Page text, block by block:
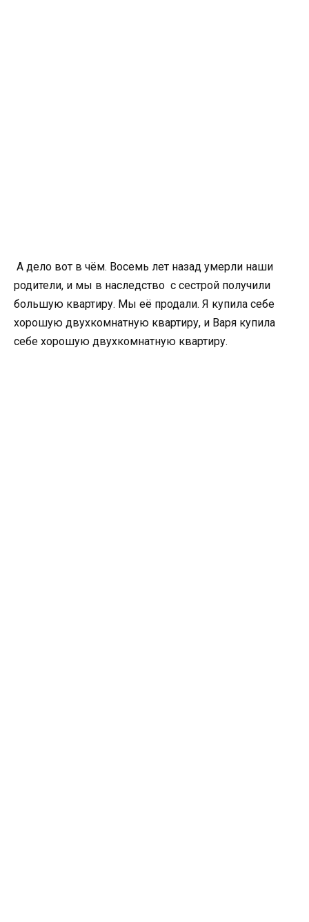
А дело вот в чём. Восемь лет назад умерли наши
родители, и мы в наследство с сестрой получили
большую квартиру. Мы её продали. Я купила себе
хорошую двухкомнатную квартиру, и Варя купила
себе хорошую двухкомнатную квартиру.